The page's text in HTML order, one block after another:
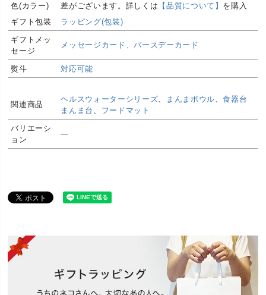
色(カラー)
差がございます。詳しくは 【品質について】 を購入
前にご一読ください
デザインモ
チーフ
シンプル、上品
デザインイ
メージ
おしゃれ(オシャレ/お洒落)、デザイン(モダン/スタイ
リッシュ)、高級(上質/高品質)
品質に関し
ヘルスウォーターは陶器ですが、一般の陶器の特徴
以外に様々な特徴があります。一見、不良品と思わ
れる商品もございますが、手作業による物や素材の
求めください。詳しくは
にご一読ください。
安全上のお
知らせ
オーブン(直火不可)・漂白剤(不可)
水をまろやかにする飲みやすい陶器は、重さがあり
こぼれない・ひっくりかえす心配がない（ひっくり
ギフト包装
ラッピング(包装)
ギフトメッ
セージ
メッセージカード、バースデーカード
熨斗 対応可能
関連商品
ヘルスウォーターシリーズ、 まんまボウル、食器台
まんま台 、 フードマット
バリエーシ
ョン
―